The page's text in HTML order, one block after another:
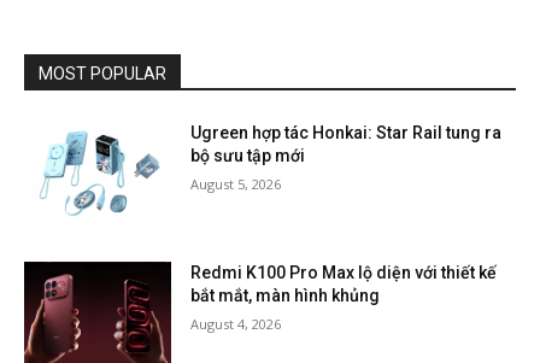
MOST POPULAR
Ugreen hợp tác Honkai: Star Rail tung ra
bộ sưu tập mới
August 5, 2026
Redmi K100 Pro Max lộ diện với thiết kế
bắt mắt, màn hình khủng
August 4, 2026